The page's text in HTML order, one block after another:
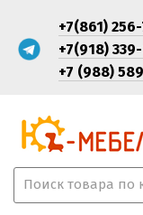
+7(861)
+7(918)
+7 (988)